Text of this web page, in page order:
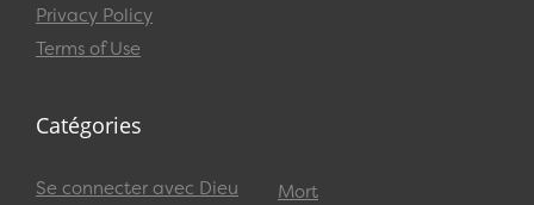
Privacy Policy
Terms of Use
Catégories
Se connecter avec Dieu
Mort